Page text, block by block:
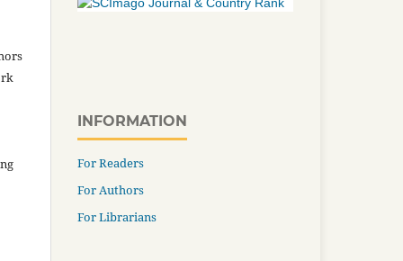
INFORMATION
For Readers
For Authors
For Librarians